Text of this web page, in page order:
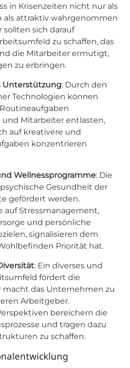
in Krisenzeiten nicht nur als
als attraktiv wahrgenommen
sich darauf
zu schaffen, das
die Mitarbeiter ermutigt,
zu erbringen.
Unterstützung: Durch den
Technologien können
Mitarbeiter entlasten,
auf kreativere und
konzentrieren
Wellnessprogramme: Die
Gesundheit der
gefördert werden.
auf Stressmanagement,
und persönliche
signalisieren dem
Priorität hat.
: Ein diverses und
fördert die
das Unternehmen zu
Arbeitgeber.
bereichern die
und tragen dazu
zu schaffen.